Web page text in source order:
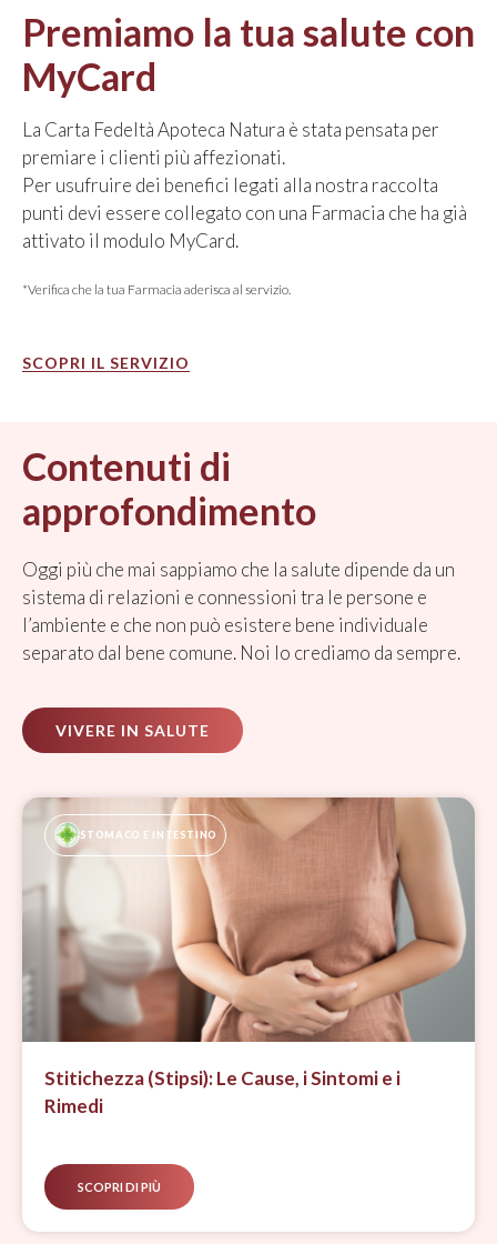
Premiamo la tua salute con
MyCard
La Carta Fedeltà Apoteca Natura è stata pensata per
premiare i clienti più affezionati.
Per usufruire dei benefici legati alla nostra raccolta
punti devi essere collegato con una Farmacia che ha già
attivato il modulo MyCard.
*Verifica che la tua Farmacia aderisca al servizio.
SCOPRI IL SERVIZIO
Contenuti di
approfondimento
Oggi più che mai sappiamo che la salute dipende da un
sistema di relazioni e connessioni tra le persone e
l’ambiente e che non può esistere bene individuale
separato dal bene comune. Noi lo crediamo da sempre.
VIVERE IN SALUTE
STOMACO E INTESTINO
Stitichezza (Stipsi): Le Cause, i Sintomi e i
Rimedi
SCOPRI DI PIÙ